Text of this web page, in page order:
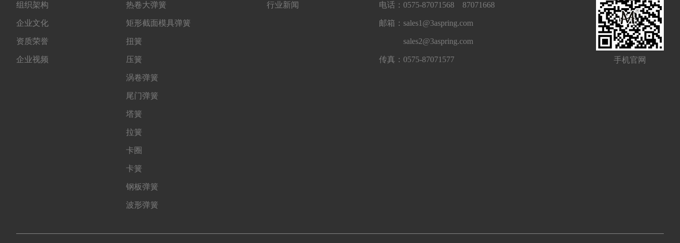
组织架构
企业文化
资质荣誉
企业视频
热卷大弹簧
矩形截面模具弹簧
扭簧
压簧
涡卷弹簧
尾门弹簧
塔簧
拉簧
卡圈
卡簧
钢板弹簧
波形弹簧
行业新闻 电话：0575-87071568 87071668
邮箱：sales1@3aspring.com
sales2@3aspring.com
传真：0575-87071577 手机官网